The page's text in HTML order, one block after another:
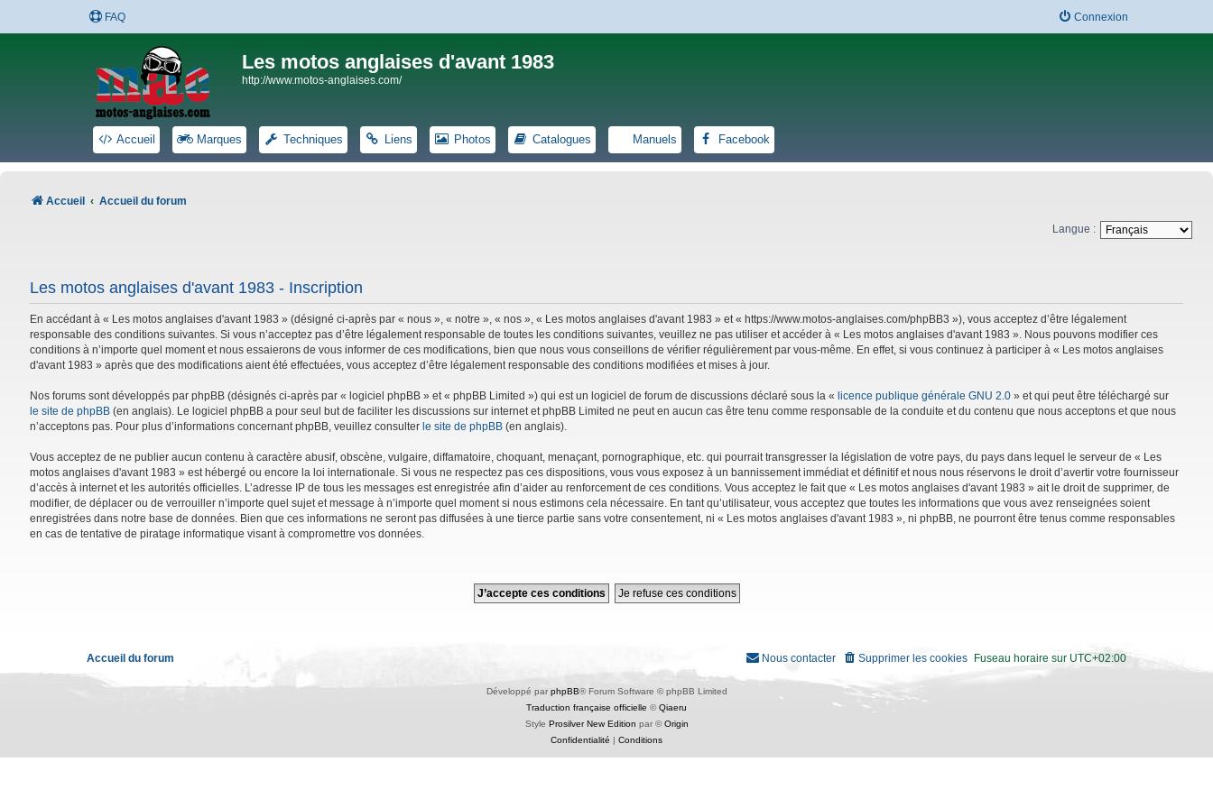
FAQ Connexion
Les motos anglaises d'avant 1983
http://www.motos-anglaises.com/
Accueil Marques Techniques Liens Photos Catalogues Manuels Facebook
Accueil Accueil du forum
Langue :
Les motos anglaises d'avant 1983 - Inscription
En accédant à « Les motos anglaises d'avant 1983 » (désigné ci-après par « nous », « notre », « nos », « Les motos anglaises d'avant 1983 » et « https://www.motos-anglaises.com/phpBB3 »), vous acceptez d’être légalement
responsable des conditions suivantes. Si vous n’acceptez pas d’être légalement responsable de toutes les conditions suivantes, veuillez ne pas utiliser et accéder à « Les motos anglaises d'avant 1983 ». Nous pouvons modifier ces
conditions à n’importe quel moment et nous essaierons de vous informer de ces modifications, bien que nous vous conseillons de vérifier régulièrement par vous-même. En effet, si vous continuez à participer à « Les motos anglaises
d'avant 1983 » après que des modifications aient été effectuées, vous acceptez d’être légalement responsable des conditions modifiées et mises à jour.
Nos forums sont développés par phpBB (désignés ci-après par « logiciel phpBB » et « phpBB Limited ») qui est un logiciel de forum de discussions déclaré sous la « licence publique générale GNU 2.0 » et qui peut être téléchargé sur
le site de phpBB (en anglais). Le logiciel phpBB a pour seul but de faciliter les discussions sur internet et phpBB Limited ne peut en aucun cas être tenu comme responsable de la conduite et du contenu que nous acceptons et que nous
n’acceptons pas. Pour plus d’informations concernant phpBB, veuillez consulter le site de phpBB (en anglais).
Vous acceptez de ne publier aucun contenu à caractère abusif, obscène, vulgaire, diffamatoire, choquant, menaçant, pornographique, etc. qui pourrait transgresser la législation de votre pays, du pays dans lequel le serveur de « Les
motos anglaises d'avant 1983 » est hébergé ou encore la loi internationale. Si vous ne respectez pas ces dispositions, vous vous exposez à un bannissement immédiat et définitif et nous nous réservons le droit d’avertir votre fournisseur
d’accès à internet et les autorités officielles. L’adresse IP de tous les messages est enregistrée afin d’aider au renforcement de ces conditions. Vous acceptez le fait que « Les motos anglaises d'avant 1983 » ait le droit de supprimer, de
modifier, de déplacer ou de verrouiller n’importe quel sujet et message à n’importe quel moment si nous estimons cela nécessaire. En tant qu’utilisateur, vous acceptez que toutes les informations que vous avez renseignées soient
enregistrées dans notre base de données. Bien que ces informations ne seront pas diffusées à une tierce partie sans votre consentement, ni « Les motos anglaises d'avant 1983 », ni phpBB, ne pourront être tenus comme responsables
en cas de tentative de piratage informatique visant à compromettre vos données.
Accueil du forum Fuseau horaire sur UTC+02:00
Supprimer les cookies
Nous contacter
Développé par phpBB® Forum Software © phpBB Limited
Traduction française officielle ©Qiaeru
Style Prosilver New Edition par ©Origin
Confidentialité | Conditions